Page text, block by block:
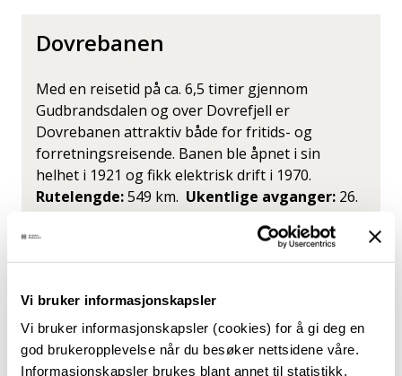
Vi bruker informasjonskapsler
Vi bruker informasjonskapsler (cookies) for å gi deg en
god brukeropplevelse når du besøker nettsidene våre.
Informasjonskapsler brukes blant annet til statistikk,
Dovrebanen
Med en reisetid på ca. 6,5 timer gjennom
Gudbrandsdalen og over Dovrefjell er
Dovrebanen attraktiv både for fritids- og
forretningsreisende. Banen ble åpnet i sin
helhet i 1921 og fikk elektrisk drift i 1970.
Rutelengde:549 km. Ukentlige avganger: 26.
– Det er så fint og variert. Kontrasten mellom min
norske landskapet som glir forbi utenfor, er enormt,
kommenterer hun. 100 år. Om tre år er Dovrebanen
100 år. «Den blir en pulsåre mellem de store